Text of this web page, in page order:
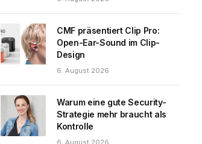
CMF präsentiert Clip Pro:
Open-Ear-Sound im Clip-
Design
6. August 2026
Warum eine gute Security-
Strategie mehr braucht als
Kontrolle
6. August 2026